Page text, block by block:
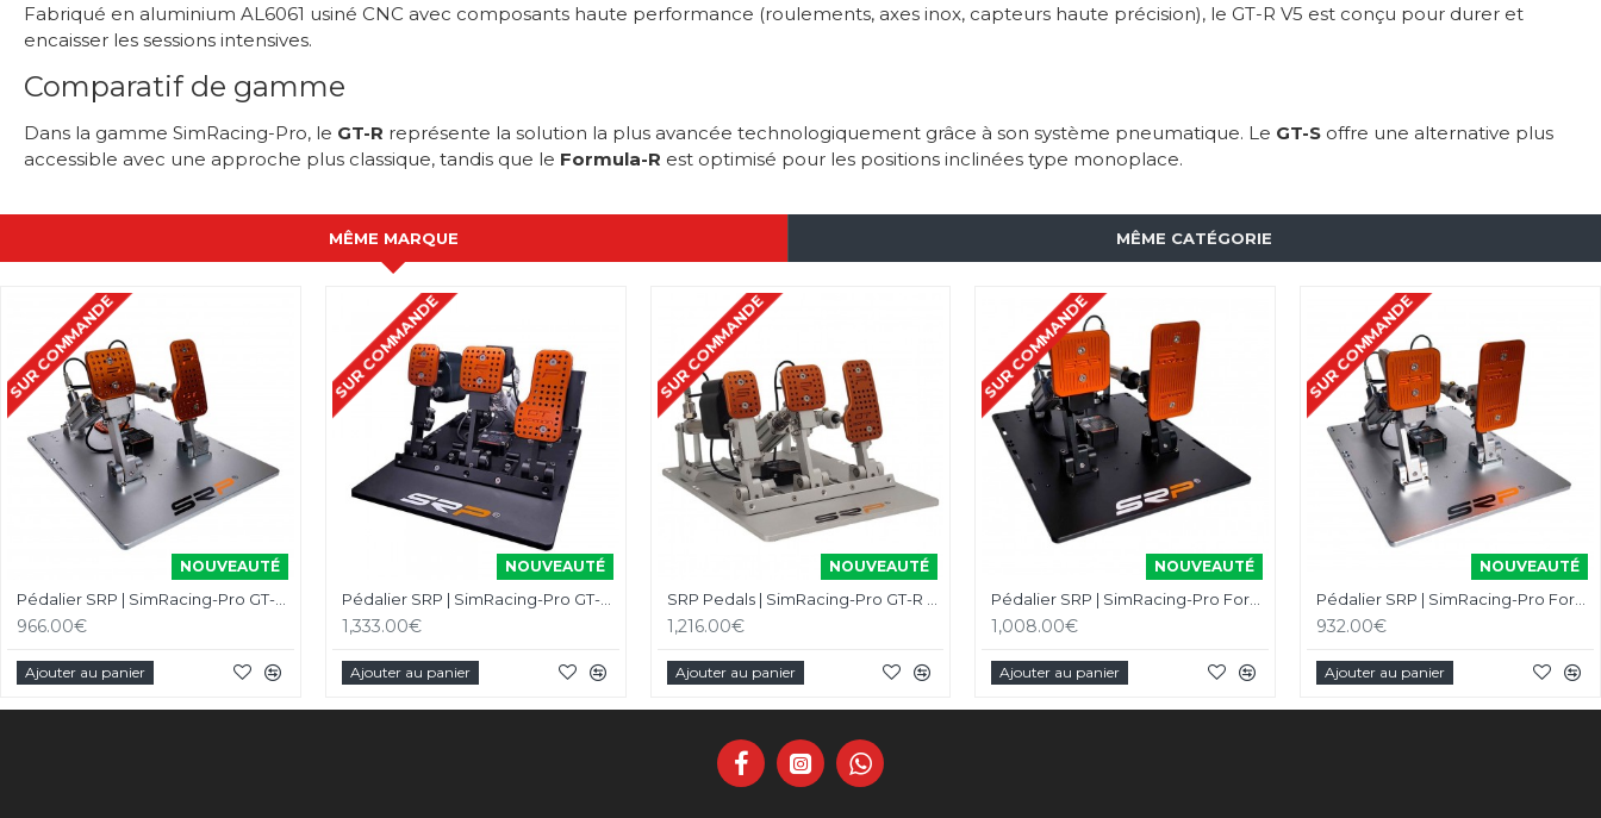
Fabriqué en aluminium AL6061 usiné CNC avec composants haute performance (roulements, axes inox, capteurs haute précision), le GT-R V5 est conçu pour durer et
encaisser les sessions intensives.
Comparatif de gamme
Dans la gamme SimRacing-Pro, le GT-R représente la solution la plus avancée technologiquement grâce à son système pneumatique. Le GT-S offre une alternative plus
accessible avec une approche plus classique, tandis que le Formula-R est optimisé pour les positions inclinées type monoplace.
MÊME MARQUE MÊME CATÉGORIE
NOUVEAUTÉ
SUR COMMANDE
966.00€
Ajouter au panier
NOUVEAUTÉ
SUR COMMANDE
Pédalier SRP | SimRacing-Pro GT-R Pedals V5 Black 3 Pédales
1,333.00€
Ajouter au panier
NOUVEAUTÉ
SUR COMMANDE
1,216.00€
Ajouter au panier
NOUVEAUTÉ
SUR COMMANDE
1,008.00€
Ajouter au panier
NOUVEAUTÉ
SUR COMMANDE
932.00€
Ajouter au panier